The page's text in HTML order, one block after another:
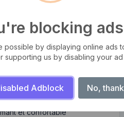
vagues
et confortable
blocking ads
possible by displaying online ads
supporting us by disabling your
Adblock No,